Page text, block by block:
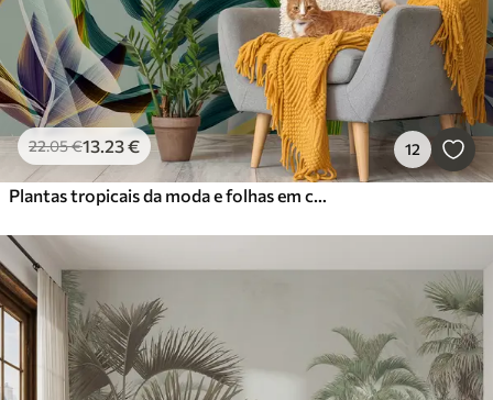
22.05€13.23€ 12
Plantas tropicais da moda e folhas em cores brilhantes